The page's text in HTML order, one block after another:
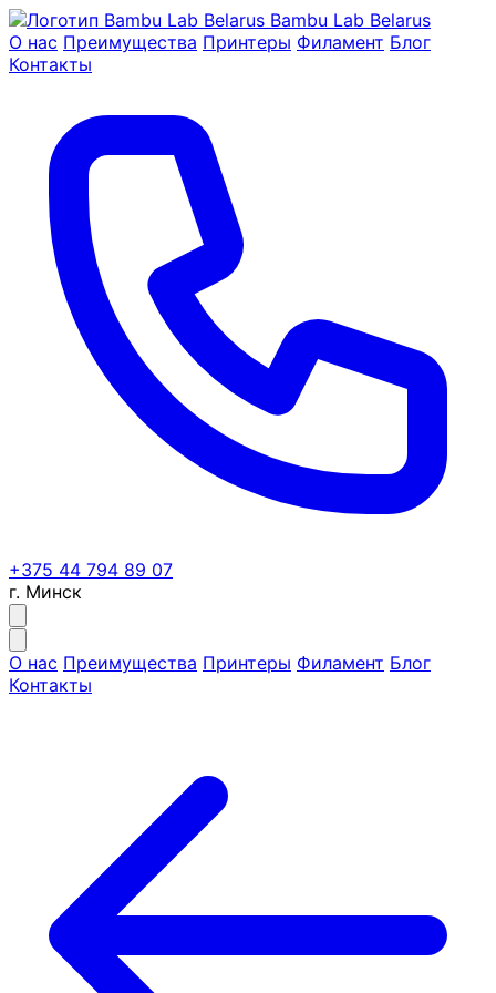
Bambu Lab Belarus
О нас Преимущества Принтеры Филамент Блог
Контакты
+375 44 794 89 07
г. Минск
О нас Преимущества Принтеры Филамент Блог
Контакты